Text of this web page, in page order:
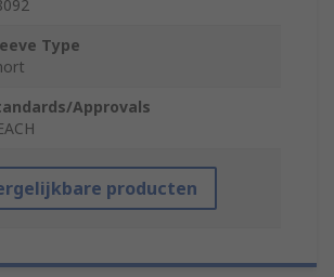
Type
Approvals
producten